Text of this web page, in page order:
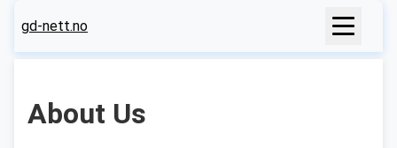
gd-nett.no
About Us